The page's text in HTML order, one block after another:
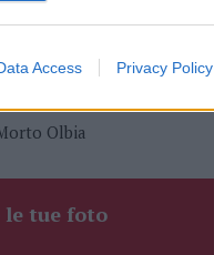
Access Privacy Policy
menù del sito o
Olbia
le tue foto